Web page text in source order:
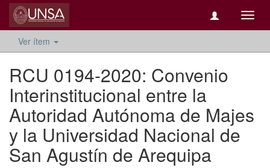
Ver ítem
RCU 0194-2020: Convenio
Interinstitucional entre la
Autoridad Autónoma de Majes
y la Universidad Nacional de
San Agustín de Arequipa